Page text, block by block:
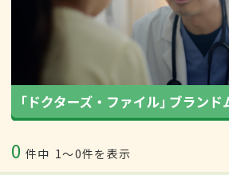
0 件中 1〜0件を表示